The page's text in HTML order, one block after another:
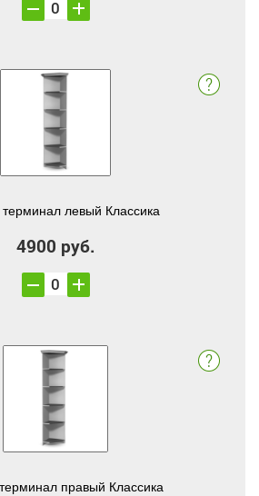
терминал левый Классика
4900 руб.
правый Классика